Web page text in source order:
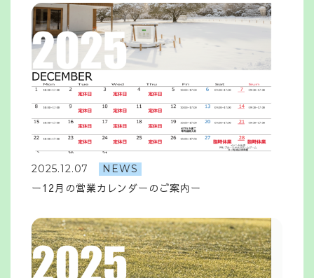
2025.12.07 NEWS
ー12月の営業カレンダーのご案内ー